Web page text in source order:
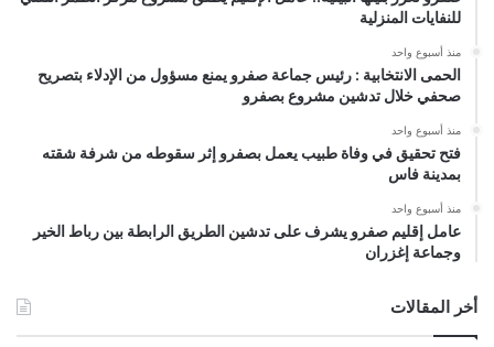
للنفايات المنزلية
منذ أسبوع واحد
الحمى الانتخابية : رئيس جماعة صفرو يمنع مسؤول من الإدلاء بتصريح
صحفي خلال تدشين مشروع بصفرو
منذ أسبوع واحد
فتح تحقيق في وفاة طبيب يعمل بصفرو إثر سقوطه من شرفة شقته
بمدينة فاس
منذ أسبوع واحد
عامل إقليم صفرو يشرف على تدشين الطريق الرابطة بين رباط الخير
وجماعة إغزران
أخر المقالات